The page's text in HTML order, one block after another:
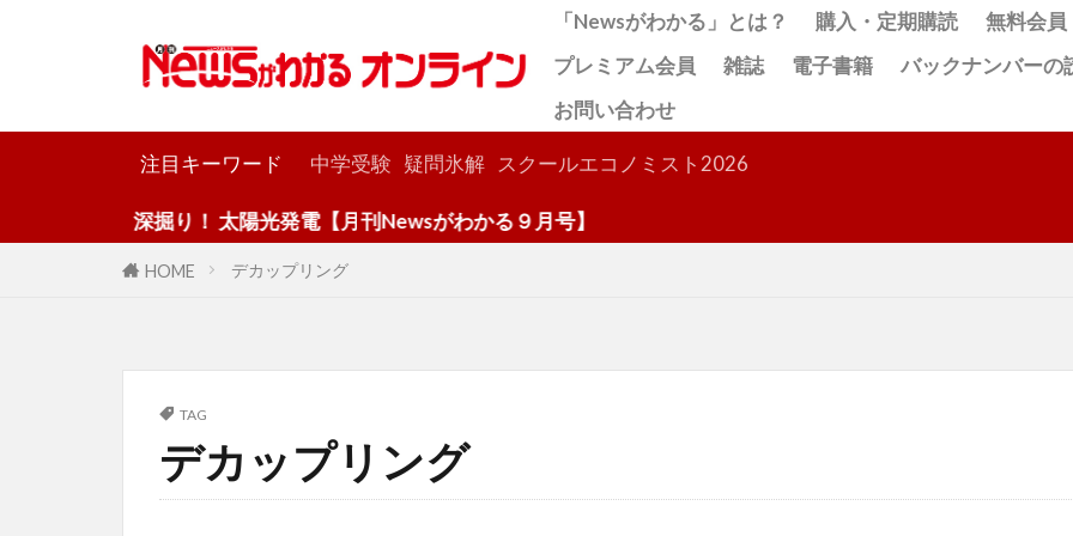
「Newsがわかる」とは？ 購入・定期購読
無料会員
プレミアム会員
雑誌 電子書籍
バックナンバーの
お問い合わせ
注目キーワード 中学受験 疑問氷解 スクールエコノミスト2026
深掘り！ 太陽光発電【月刊Newsがわかる９月号】
HOME デカップリング
TAG
デカップリング
検索